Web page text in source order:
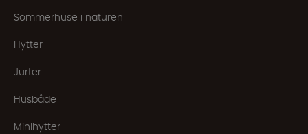
Sommerhuse i naturen
Hytter
Jurter
Husbåde
Minihytter